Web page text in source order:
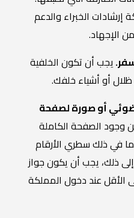
إرشادات الخبراء والدعم
الإجهاد.
يجب أن تكون الخلفية
أو أشياء خلفك.
ضوئي أو صورة لصفحة
وجود الصفحة الكاملة
في ذلك سطري الأرقام
ذلك، يجب أن يكون جواز
الأقل عند دخول المملكة